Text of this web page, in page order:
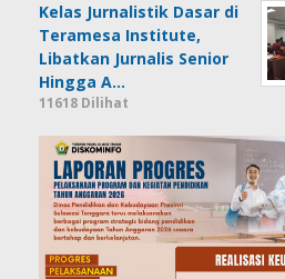
Kelas Jurnalistik Dasar di
Teramesa Institute,
Libatkan Jurnalis Senior
Hingga A…
11618 Dilihat